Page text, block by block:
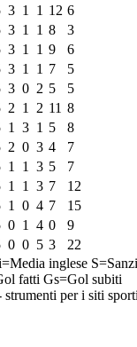
3 1 1 12 6
3 1 1 8
3
3 1 1 9
6
3 1 1 7
5
3 0 2 5
5
2 1 2 11 8
1 3 1 5
8
2 0 3 4
7
1 1 3 5
7
1 1 3 7
12
1 0 4 7
15
0 1 4 0
9
0 0 5 3
22
inglese
fatti Gs=Gol subiti
strumenti per i siti